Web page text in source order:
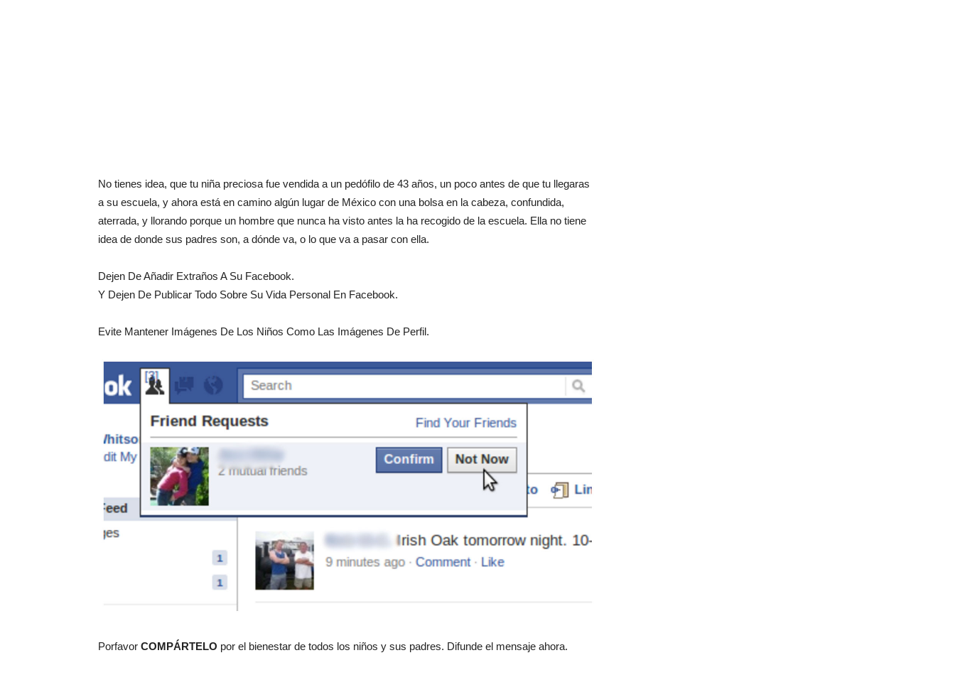
No tienes idea, que tu niña preciosa fue vendida a un pedófilo de 43 años, un poco antes de que tu llegaras
a su escuela, y ahora está en camino algún lugar de México con una bolsa en la cabeza, confundida,
aterrada, y llorando porque un hombre que nunca ha visto antes la ha recogido de la escuela. Ella no tiene
idea de donde sus padres son, a dónde va, o lo que va a pasar con ella.
Dejen De Añadir Extraños A Su Facebook.
Y Dejen De Publicar Todo Sobre Su Vida Personal En Facebook.
Evite Mantener Imágenes De Los Niños Como Las Imágenes De Perfil.
Porfavor COMPÁRTELO por el bienestar de todos los niños y sus padres. Difunde el mensaje ahora.